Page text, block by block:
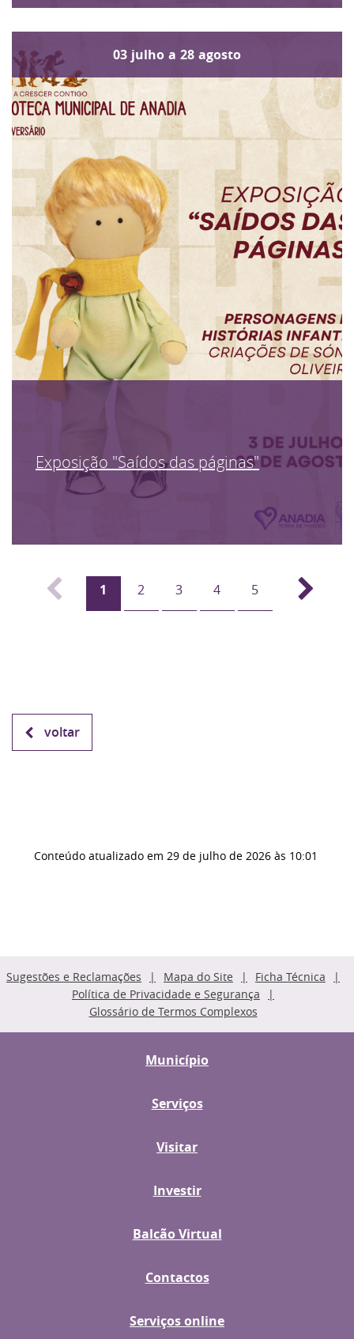
03 julho a 28 agosto
Exposição "Saídos das páginas"
1 2 3 4 5
voltar
Conteúdo atualizado em 29 de julho de 2026 às 10:01
Sugestões e Reclamações Mapa do Site
Ficha Técnica
Política de Privacidade e Segurança
Glossário de Termos Complexos
Município
Serviços
Visitar
Investir
Balcão Virtual
Contactos
Serviços online